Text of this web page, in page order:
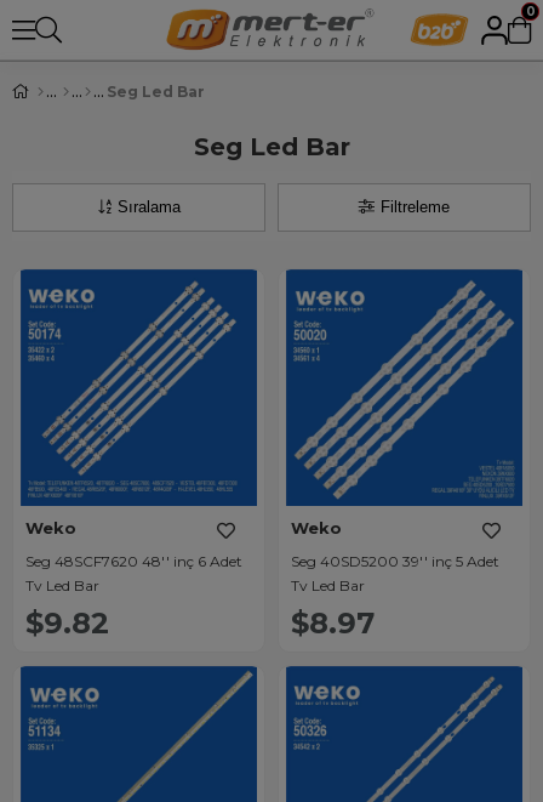
0
Seg Led Bar
Seg Led Bar
Filtreleme
Sıralama
Weko
Seg 48SCF7620 48'' inç 6 Adet
Tv Led Bar
$9.82
Weko
Seg 40SD5200 39'' inç 5 Adet
Tv Led Bar
$8.97